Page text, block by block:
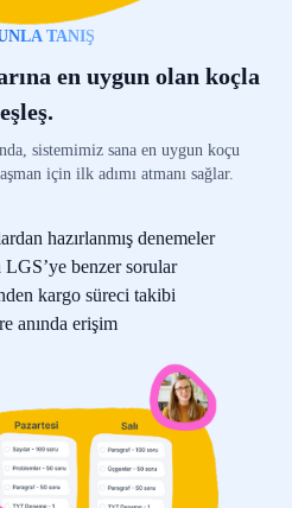
TANIŞ
en uygun olan koçla
eşleş.
sistemimiz sana en uygun koçu
için ilk adımı atmanı sağlar.
hazırlanmış denemeler
benzer sorular
kargo süreci takibi
anında erişim